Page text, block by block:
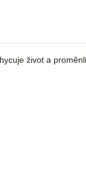
život a